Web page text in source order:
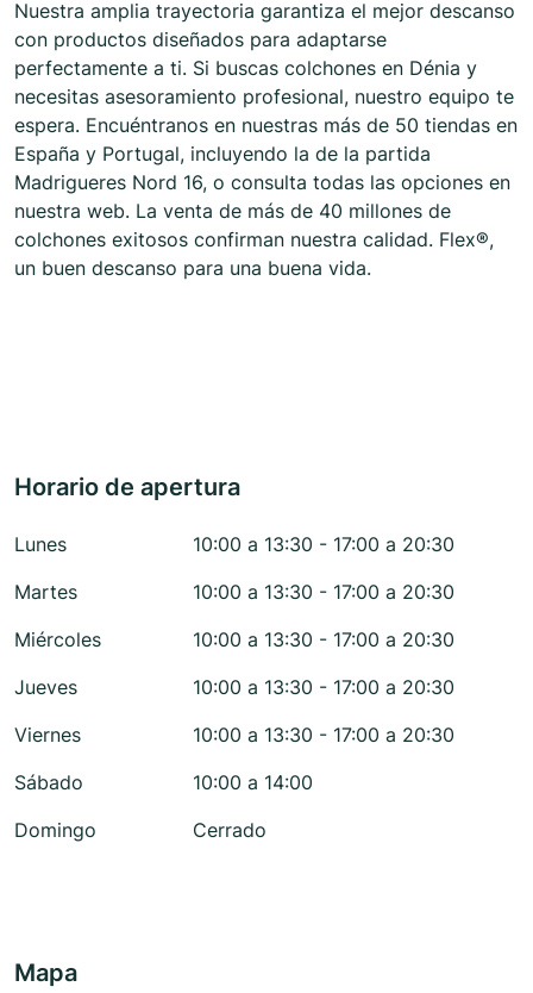
Nuestra amplia trayectoria garantiza el mejor descanso
con productos diseñados para adaptarse
perfectamente a ti. Si buscas colchones en Dénia y
necesitas asesoramiento profesional, nuestro equipo te
espera. Encuéntranos en nuestras más de 50 tiendas en
España y Portugal, incluyendo la de la partida
Madrigueres Nord 16, o consulta todas las opciones en
nuestra web. La venta de más de 40 millones de
colchones exitosos confirman nuestra calidad. Flex®,
un buen descanso para una buena vida.
Horario de apertura
Lunes
10:00 a 13:30 - 17:00 a 20:30
Martes
10:00 a 13:30 - 17:00 a 20:30
Miércoles
10:00 a 13:30 - 17:00 a 20:30
Jueves
10:00 a 13:30 - 17:00 a 20:30
Viernes
10:00 a 13:30 - 17:00 a 20:30
Sábado
10:00 a 14:00
Domingo
Cerrado
Mapa